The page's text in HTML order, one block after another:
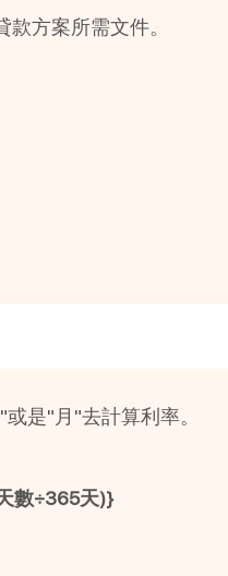
方案所需文件。
是"月"去計算利率。
數÷365天)}